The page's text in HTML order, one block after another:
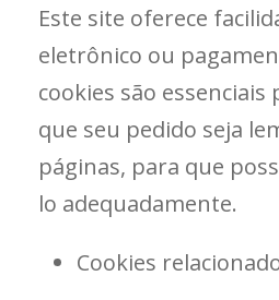
Este site oferece
eletrônico ou
cookies são
que seu pedido seja
páginas, para que
lo adequadamente.
Cookies